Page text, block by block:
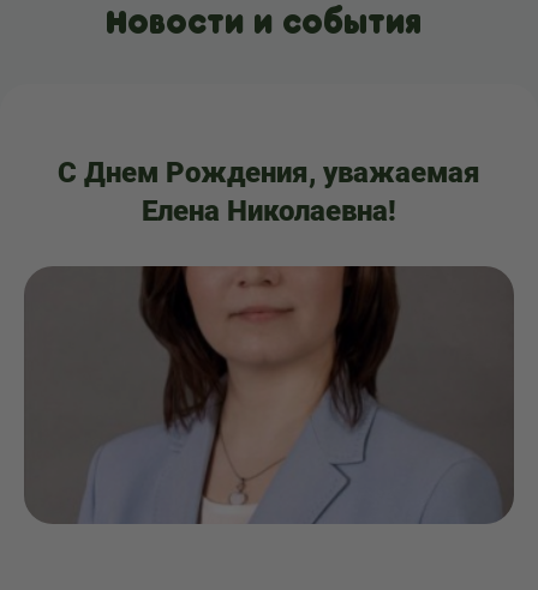
Новости и события
С Днем Рождения, уважаемая
Елена Николаевна!